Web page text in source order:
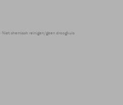
Niet chemisch reinigen/geen droogkuis